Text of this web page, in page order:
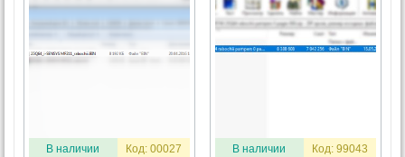
В наличии Код: 00027 В наличии Код: 99043